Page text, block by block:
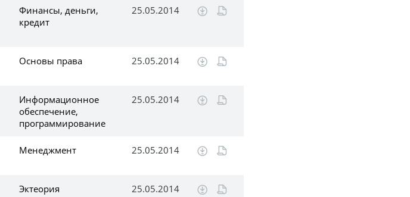
Финансы, деньги,
кредит
25.05.2014
Основы права 25.05.2014
Информационное
обеспечение,
программирование
25.05.2014
Менеджмент 25.05.2014
Эктеория 25.05.2014